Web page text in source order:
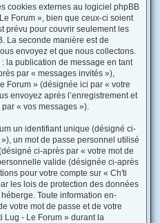
cookies externes au logiciel phpBB
Forum », bien que ceux-ci soient
prévu pour couvrir seulement les
La seconde manière est de
envoyez et que nous collectons.
la publication de message en tant
par « messages invités »),
Forum » (désignée ici par « votre
envoyez après l’enregistrement et
« vos messages »).
un identifiant unique (désigné ci-
un mot de passe personnel utilisé
ci-après par « votre mot de
valide (désignée ci-après
pour votre compte sur « Ch'ti
les lois de protection des données
Toute information en-
votre mot de passe et de votre
Lug - Le Forum » durant la